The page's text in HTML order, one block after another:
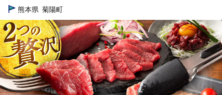
TOP
TOP 肉 馬肉 馬刺し 【全6回定期便】「熊本特産馬
熊本県 菊陽町